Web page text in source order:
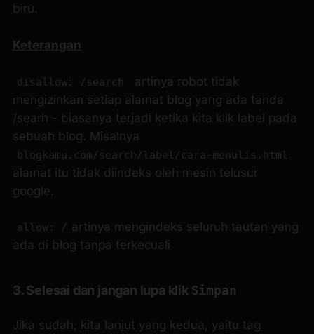
biru.
Keterangan
disallow: /search
artinya robot tidak
mengizinkan setiap alamat blog yang ada tanda
/searh - biasanya terjadi ketika kita klik label pada
sebuah blog. Misalnya
blogkamu.com/search/label/cara-menulis.html
alamat itu tidak diindeks oleh mesin telusur
google.
allow: / artinya mengindeks seluruh tautan yang
ada di blog tanpa terkecuali
3. Selesai dan jangan lupa klik Simpan
Jika sudah, kita lanjut yang kedua, yaitu tag